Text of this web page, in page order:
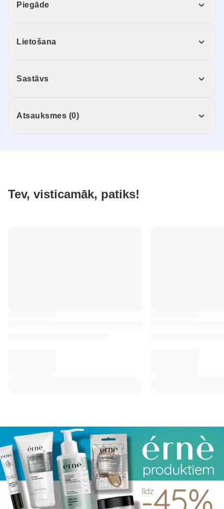
Piegāde
Lietošana
Sastāvs
Atsauksmes (0)
Tev, visticamāk, patiks!